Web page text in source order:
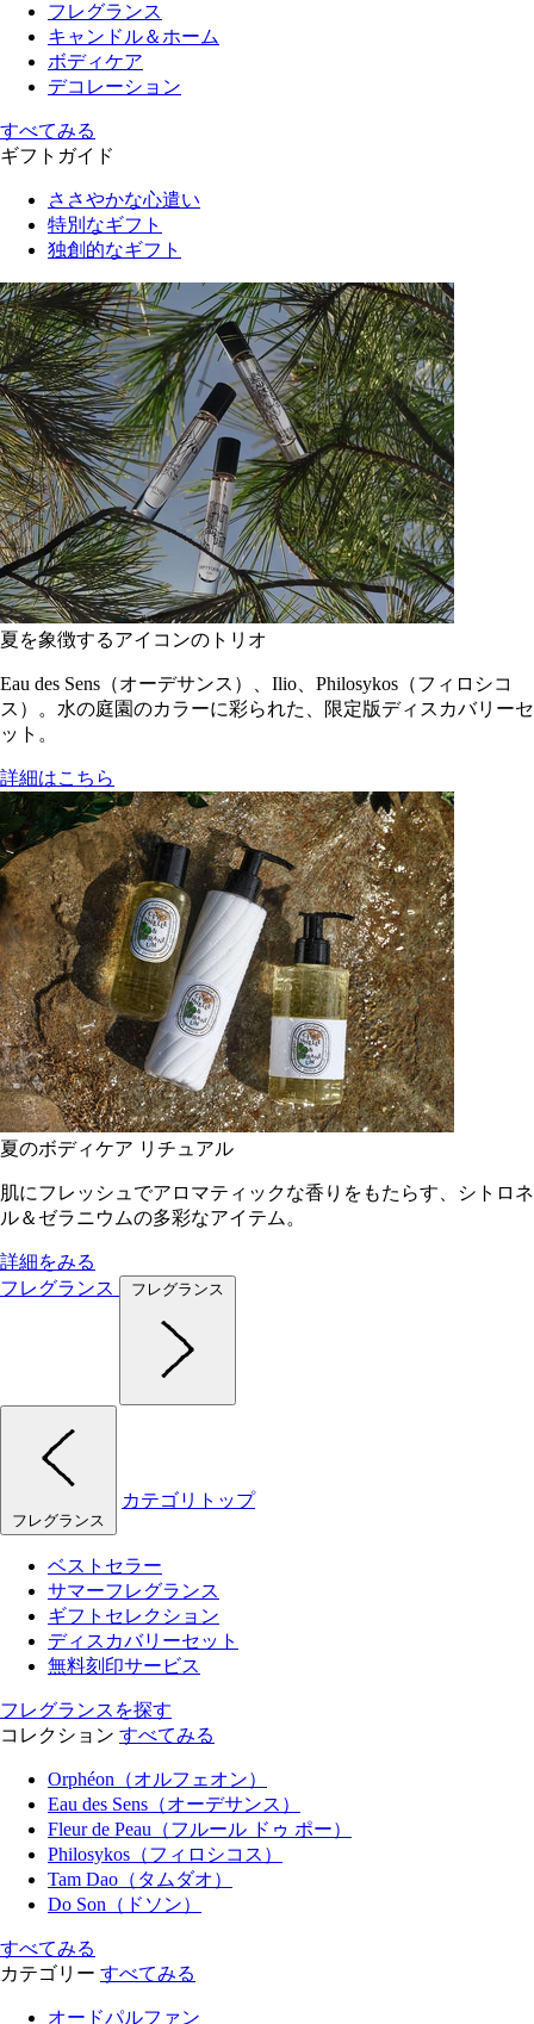
フレグランス
キャンドル＆ホーム
ボディケア
デコレーション
すべてみる
ギフトガイド
ささやかな心遣い
特別なギフト
独創的なギフト
夏を象徴するアイコンのトリオ
Eau des Sens（オーデサンス）、Ilio、Philosykos（フィロシコ
ス）。水の庭園のカラーに彩られた、限定版ディスカバリーセ
ット。
詳細はこちら
夏のボディケア リチュアル
肌にフレッシュでアロマティックな香りをもたらす、シトロネ
ル＆ゼラニウムの多彩なアイテム。
詳細をみる
フレグランス
フレグランス
フレグランス
カテゴリトップ
ベストセラー
サマーフレグランス
ギフトセレクション
ディスカバリーセット
無料刻印サービス
フレグランスを探す
コレクション すべてみる
Orphéon（オルフェオン）
Eau des Sens（オーデサンス）
Fleur de Peau（フルール ドゥ ポー）
Philosykos（フィロシコス）
Tam Dao（タムダオ）
Do Son（ドソン）
すべてみる
カテゴリー すべてみる
オードパルファン